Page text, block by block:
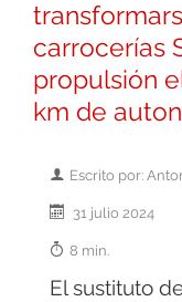
carrocerías
propulsión
km de
Escrito por:
31 julio 2024
8 min.
El sustituto